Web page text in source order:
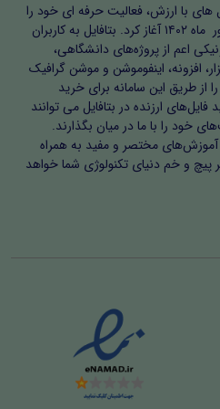
اجرای طرح، ارزیابی مستمر،
معلم یا پژوهشگر ارائه شده
که اقدام پژوهی یک فرآیند
یک گزارش نیست. دانشجویان
استفاده از این روش می‌توانند
کنند و بر اساس آن
دهند.
شده بر اساس اصول اقدام
از تدریس فعال، بازی‌محور،
و مشارکت والدین، امکان
می‌کند. دسته‌بندی فصل‌ها و
را نشان می‌دهد و معلمان و
های با ارزش، فعالیت حرفه ای خود را
با اخذ مجوزهای مربوطه در شهریور ماه ۱۴۰۲ آغاز کرد. بتافایل به کاربران
اعم از پروژه‌های دانشگاهی،
افزونه، اینفوموشن و موشن گرافیک
از طریق این سامانه برای خرید
فایل‌های ارزنده در بتافایل می توانند
را با ما در میان بگذارند.
آموزش‌های مختصر و مفید به همراه
پیچ و خم دنیای تکنولوژی شما خواهد